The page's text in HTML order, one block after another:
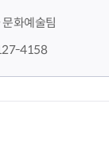
화예술팀
4158